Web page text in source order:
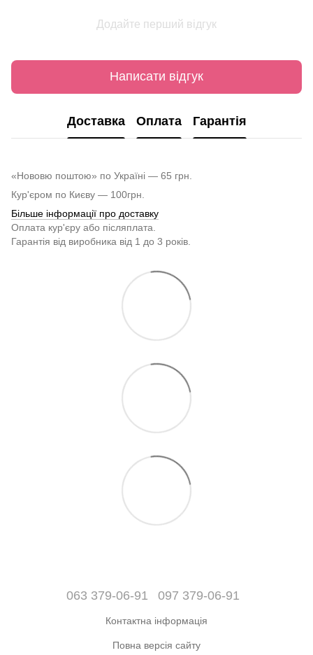
Додайте перший відгук
Написати відгук
Доставка Оплата Гарантія
«Нововю поштою» по Україні — 65 грн.
Кур'єром по Києву — 100грн.
Більше інформації про доставку
Оплата кур'єру або післяплата.
Гарантія від виробника від 1 до 3 років.
063 379-06-91 097 379-06-91
Контактна інформація
Повна версія сайту